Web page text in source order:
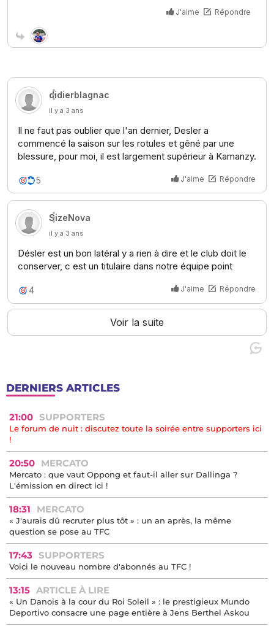
DERNIERS ARTICLES
21:00 SUPPORTERS
Le forum de nuit : discutez toute la soirée entre supporters ici
!
20:50 MERCATO
Mercato : que vaut Oppong et faut-il aller sur Dallinga ?
L'émission en direct ici !
18:31 MERCATO
« J'aurais dû recruter plus tôt » : un an après, la même
question se pose au TFC
17:43 SUPPORTERS
Voici le nouveau nombre d'abonnés au TFC !
13:15 ARTICLE À LIRE
« Un Danois à la cour du Roi Soleil » : le prestigieux Mundo
Deportivo consacre une page entière à Jens Berthel Askou